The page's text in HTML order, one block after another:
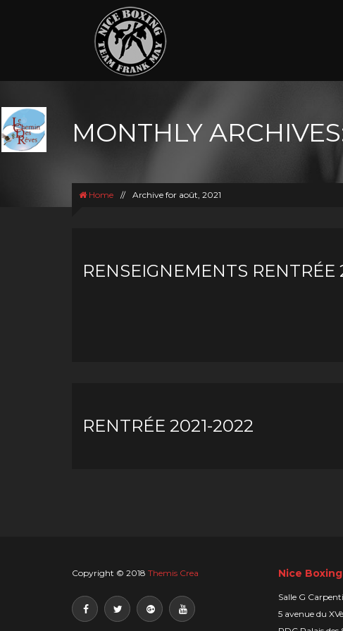
MONTHLY
Home // Archive for août, 2021
RENSEIGNEMENTS RENTRÉE
RENTRÉE 2021-2022
Copyright © 2018 Themis Crea Nice Boxing
Salle G
5 avenue du